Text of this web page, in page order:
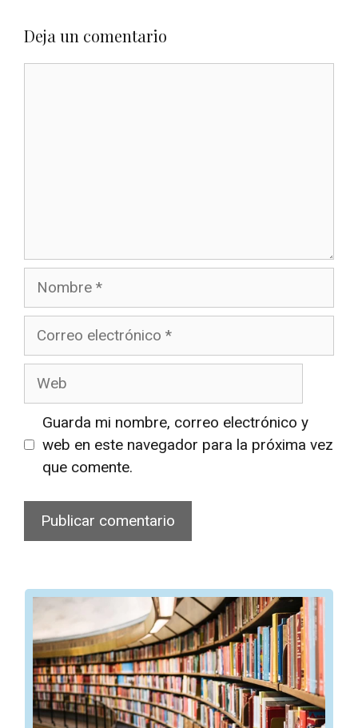
Deja un comentario
Nombre
Correo
Web
Guarda mi nombre, correo electrónico y
web en este navegador para la próxima vez
que comente.